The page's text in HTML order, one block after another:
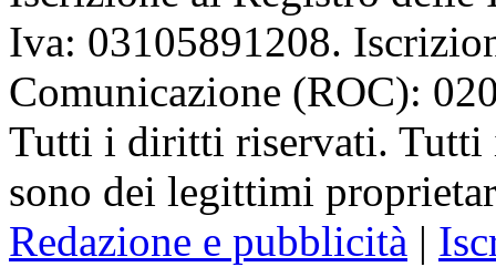
Iva: 03105891208.
Comunicazione (ROC):
Tutti i diritti riservati. Tutti
sono dei legittimi
Redazione e pubblicità |